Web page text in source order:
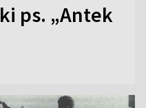
ps. „Antek